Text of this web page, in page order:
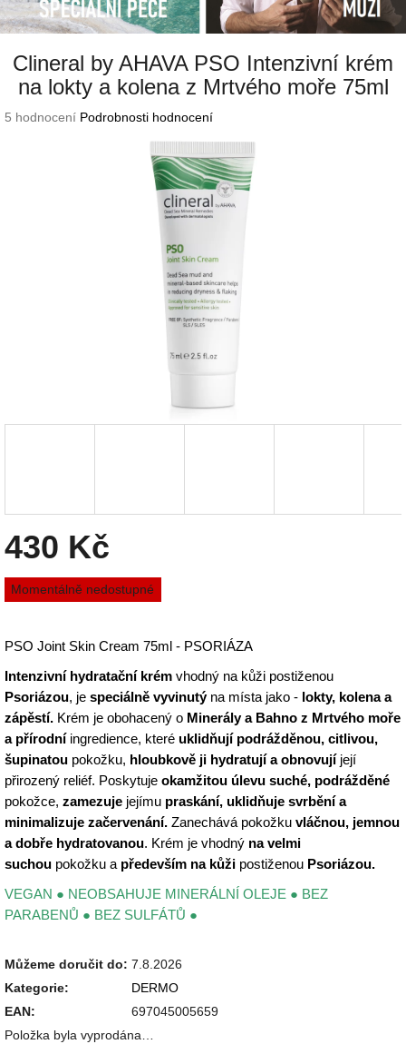
Clineral by AHAVA PSO Intenzivní krém
na lokty a kolena z Mrtvého moře 75ml
Průměrné
5 hodnocení Podrobnosti hodnocení
430 Kč
Měrná
cena:
Momentálně nedostupné
PSO Joint Skin Cream 75ml - PSORIÁZA
Intenzivní hydratační krém vhodný na kůži postiženou
Psoriázou, je speciálně vyvinutýna místa jako - lokty, kolena a
zápěstí. Krém je obohacený o Minerály a Bahno z Mrtvého moře
a přírodní ingredience, které uklidňují podrážděnou, citlivou,
šupinatou pokožku, hloubkově ji hydratují a obnovují její
přirozený reliéf. Poskytuje okamžitou úlevu suché, podrážděné
pokožce, zamezuje jejímu praskání, uklidňuje svrbění a
minimalizuje začervenání. Zanechává pokožku vláčnou, jemnou
a dobře hydratovanou. Krém je vhodný na velmi
suchou pokožku a především na kůži postiženou Psoriázou.
VEGAN ● NEOBSAHUJE MINERÁLNÍ OLEJE ● BEZ
PARABENŮ ● BEZ SULFÁTŮ ●
Můžeme doručit do: 7.8.2026
Kategorie:
DERMO
EAN:
697045005659
Položka byla vyprodána…